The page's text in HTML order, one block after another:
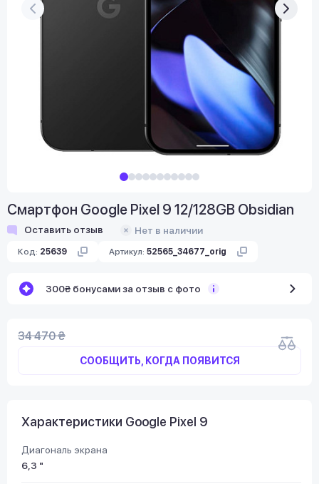
Смартфон Google Pixel 9 12/128GB Obsidian
Оставить отзыв Нет в наличии
Код: 25639 Артикул: 52565_34677_orig
300₴ бонусами за отзыв с фото
34 470 ₴
СООБЩИТЬ, КОГДА ПОЯВИТСЯ
Характеристики Google Pixel 9
Диагональ экрана
6,3 "